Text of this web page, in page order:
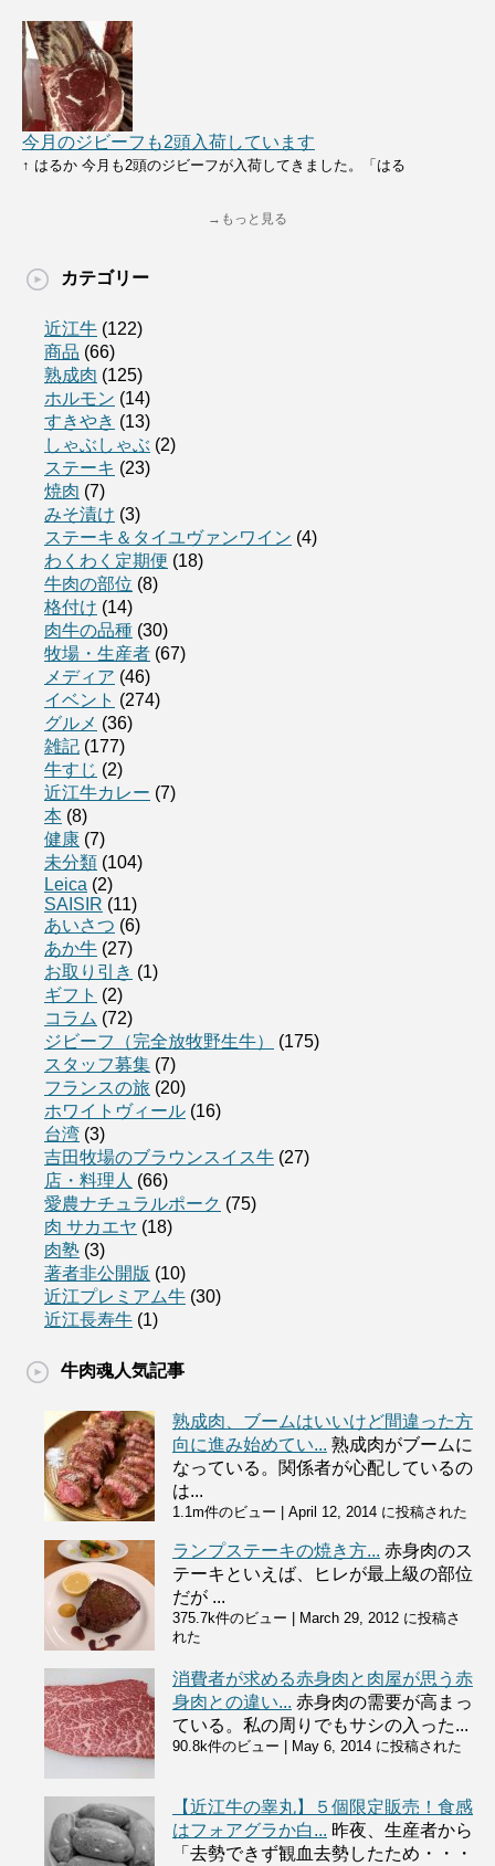
今月のジビーフも2頭入荷しています
↑ はるか 今月も2頭のジビーフが入荷してきました。「はる
→もっと見る
カテゴリー
近江牛 (122)
商品 (66)
熟成肉 (125)
ホルモン (14)
すきやき (13)
しゃぶしゃぶ (2)
ステーキ (23)
焼肉 (7)
みそ漬け (3)
ステーキ＆タイユヴァンワイン (4)
わくわく定期便 (18)
牛肉の部位 (8)
格付け (14)
肉牛の品種 (30)
牧場・生産者 (67)
メディア (46)
イベント (274)
グルメ (36)
雑記 (177)
牛すじ (2)
近江牛カレー (7)
本 (8)
健康 (7)
未分類 (104)
Leica (2)
SAISIR (11)
あいさつ (6)
あか牛 (27)
お取り引き (1)
ギフト (2)
コラム (72)
ジビーフ（完全放牧野生牛）
(175)
スタッフ募集 (7)
フランスの旅 (20)
ホワイトヴィール (16)
台湾 (3)
吉田牧場のブラウンスイス牛 (27)
店・料理人 (66)
愛農ナチュラルポーク (75)
肉 サカエヤ (18)
肉塾 (3)
著者非公開版 (10)
近江プレミアム牛 (30)
近江長寿牛 (1)
牛肉魂人気記事
熟成肉、ブームはいいけど間違った方
向に進み始めてい... 熟成肉がブームに
なっている。関係者が心配しているの
は...
1.1m件のビュー April 12, 2014 に投稿された
ランプステーキの焼き方... 赤身肉のス
テーキといえば、ヒレが最上級の部位
だが ...
375.7k件のビュー
March 29, 2012 に投稿さ
れた
消費者が求める赤身肉と肉屋が思う赤
身肉との違い... 赤身肉の需要が高まっ
ている。私の周りでもサシの入った...
90.8k件のビュー May 6, 2014 に投稿された
【近江牛の睾丸】５個限定販売！食感
はフォアグラか白... 昨夜、生産者から
「去勢できず観血去勢したため・・・